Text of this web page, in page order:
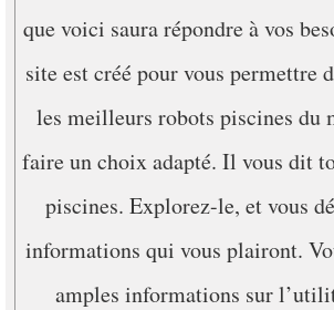
que voici saura répondre à vos
site est créé pour vous permettre
les meilleurs robots piscines du
faire un choix adapté. Il vous dit
piscines. Explorez-le, et vous
informations qui vous plairont.
amples informations sur